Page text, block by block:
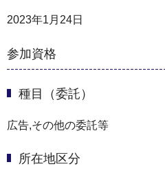
2023年1月24日
参加資格
種目（委託）
広告,その他の委託等
所在地区分